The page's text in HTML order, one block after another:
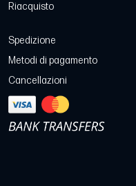
Riacquisto
Spedizione
Metodi di pagamento
Cancellazioni